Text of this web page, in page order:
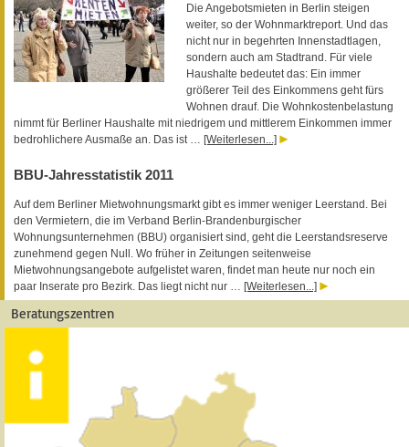
Die Angebotsmieten in Berlin steigen
weiter, so der Wohnmarktreport. Und das
nicht nur in begehrten Innenstadtlagen,
sondern auch am Stadtrand. Für viele
Haushalte bedeutet das: Ein immer
größerer Teil des Einkommens geht fürs
Wohnen drauf. Die Wohnkostenbelastung
nimmt für Berliner Haushalte mit niedrigem und mittlerem Einkommen immer
bedrohlichere Ausmaße an. Das ist … [Weiterlesen...]
BBU-Jahresstatistik 2011
Auf dem Berliner Mietwohnungsmarkt gibt es immer weniger Leerstand. Bei
den Vermietern, die im Verband Berlin-Brandenburgischer
Wohnungsunternehmen (BBU) organisiert sind, geht die Leerstandsreserve
zunehmend gegen Null. Wo früher in Zeitungen seitenweise
Mietwohnungsangebote aufgelistet waren, findet man heute nur noch ein
paar Inserate pro Bezirk. Das liegt nicht nur … [Weiterlesen...]
Beratungszentren